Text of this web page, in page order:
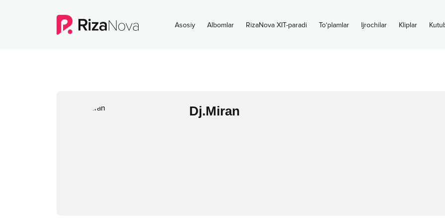
Asosiy Albomlar RizaNova XIT-paradi To‘plamlar Ijrochilar Kliplar
Dj.Miran